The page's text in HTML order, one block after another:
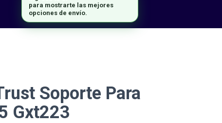
Soporte Para
Gxt223